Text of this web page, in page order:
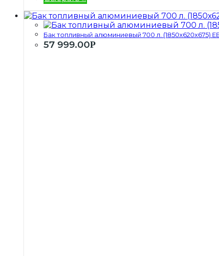
Бак топливный алюминиевый 700 л. (1850х620х675)
57 999.00Р